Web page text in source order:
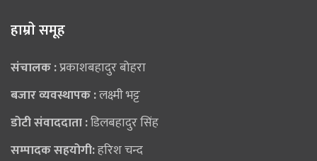
हाम्राे समूह
संचालक :प्रकाशबहादुर बोहरा
बजार व्यवस्थापक :लक्ष्मी भट्ट
डोटी संवाददाता :डिलबहादुर सिंह
सम्पादक सहयोगी:हरिश चन्द